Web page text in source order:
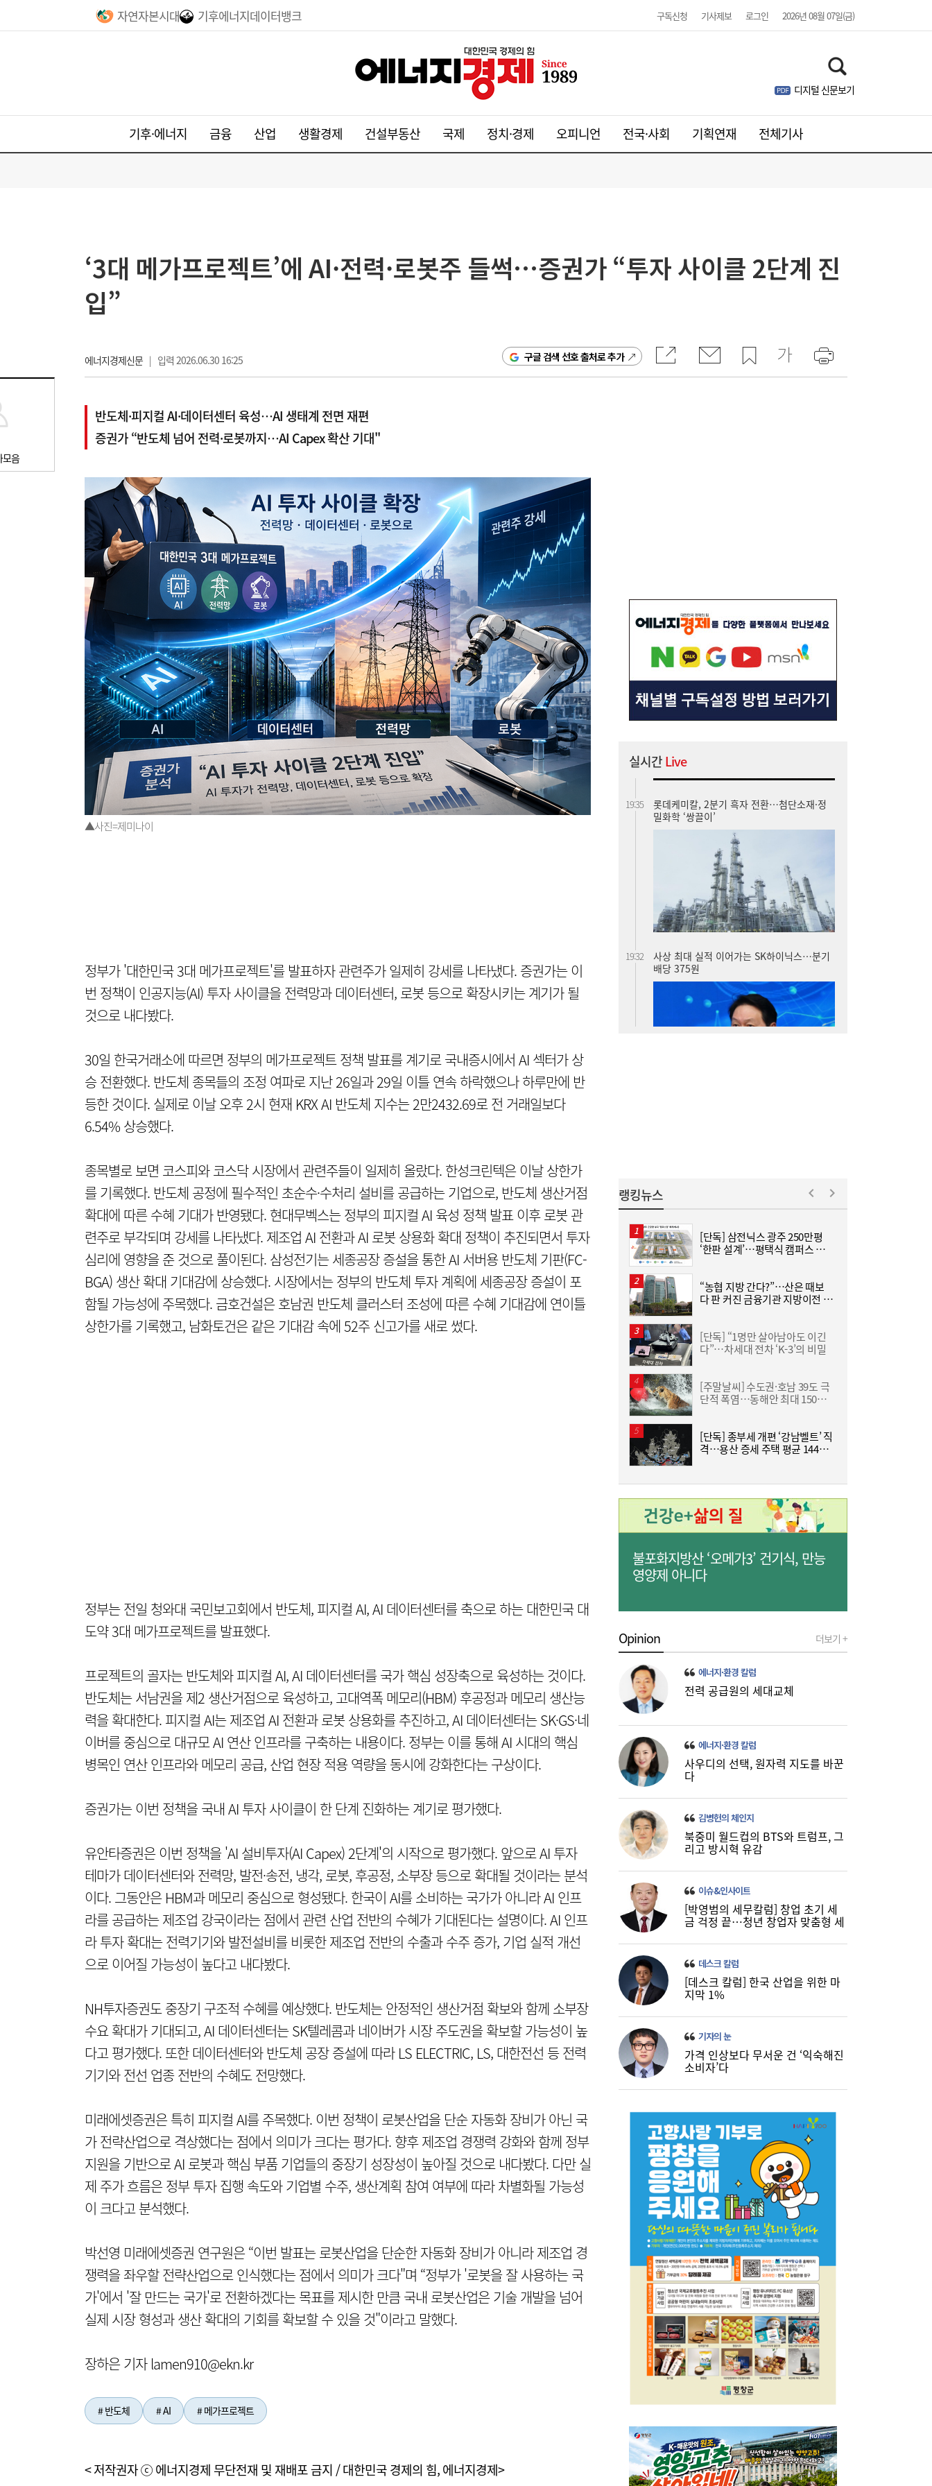
자연자본시대 기후에너지데이터뱅크 구독신청 기사제보 로그인 2026년 08월 07일(금)
디지털 신문보기
기후·에너지 금융 산업 생활경제 건설부동산 국제 정치·경제 오피니언 전국·사회 기획연재 전체기사
모음
‘3대 메가프로젝트’에 AI·전력·로봇주 들썩…증권가 “투자 사이클 2단계 진
입”
에너지경제신문| 입력 2026.06.30 16:25 구글 검색 선호 출처로 추가
반도체·피지컬 AI·데이터센터 육성…AI 생태계 전면 재편
증권가 “반도체 넘어 전력·로봇까지…AI Capex 확산 기대"
▲사진=제미나이
정부가 '대한민국 3대 메가프로젝트'를 발표하자 관련주가 일제히 강세를 나타냈다. 증권가는 이
번 정책이 인공지능(AI) 투자 사이클을 전력망과 데이터센터, 로봇 등으로 확장시키는 계기가 될
것으로 내다봤다.
30일 한국거래소에 따르면 정부의 메가프로젝트 정책 발표를 계기로 국내증시에서 AI 섹터가 상
승 전환했다. 반도체 종목들의 조정 여파로 지난 26일과 29일 이틀 연속 하락했으나 하루만에 반
등한 것이다. 실제로 이날 오후 2시 현재 KRX AI 반도체 지수는 2만2432.69로 전 거래일보다
6.54% 상승했다.
종목별로 보면 코스피와 코스닥 시장에서 관련주들이 일제히 올랐다. 한성크린텍은 이날 상한가
를 기록했다. 반도체 공정에 필수적인 초순수·수처리 설비를 공급하는 기업으로, 반도체 생산거점
확대에 따른 수혜 기대가 반영됐다. 현대무벡스는 정부의 피지컬 AI 육성 정책 발표 이후 로봇 관
련주로 부각되며 강세를 나타냈다. 제조업 AI 전환과 AI 로봇 상용화 확대 정책이 추진되면서 투자
심리에 영향을 준 것으로 풀이된다. 삼성전기는 세종공장 증설을 통한 AI 서버용 반도체 기판(FC-
BGA) 생산 확대 기대감에 상승했다. 시장에서는 정부의 반도체 투자 계획에 세종공장 증설이 포
함될 가능성에 주목했다. 금호건설은 호남권 반도체 클러스터 조성에 따른 수혜 기대감에 연이틀
상한가를 기록했고, 남화토건은 같은 기대감 속에 52주 신고가를 새로 썼다.
정부는 전일 청와대 국민보고회에서 반도체, 피지컬 AI, AI 데이터센터를 축으로 하는 대한민국 대
도약 3대 메가프로젝트를 발표했다.
프로젝트의 골자는 반도체와 피지컬 AI, AI 데이터센터를 국가 핵심 성장축으로 육성하는 것이다.
반도체는 서남권을 제2 생산거점으로 육성하고, 고대역폭 메모리(HBM) 후공정과 메모리 생산능
력을 확대한다. 피지컬 AI는 제조업 AI 전환과 로봇 상용화를 추진하고, AI 데이터센터는 SK·GS·네
이버를 중심으로 대규모 AI 연산 인프라를 구축하는 내용이다. 정부는 이를 통해 AI 시대의 핵심
병목인 연산 인프라와 메모리 공급, 산업 현장 적용 역량을 동시에 강화한다는 구상이다.
증권가는 이번 정책을 국내 AI 투자 사이클이 한 단계 진화하는 계기로 평가했다.
유안타증권은 이번 정책을 'AI 설비투자(AI Capex) 2단계'의 시작으로 평가했다. 앞으로 AI 투자
테마가 데이터센터와 전력망, 발전·송전, 냉각, 로봇, 후공정, 소부장 등으로 확대될 것이라는 분석
이다. 그동안은 HBM과 메모리 중심으로 형성됐다. 한국이 AI를 소비하는 국가가 아니라 AI 인프
라를 공급하는 제조업 강국이라는 점에서 관련 산업 전반의 수혜가 기대된다는 설명이다. AI 인프
라 투자 확대는 전력기기와 발전설비를 비롯한 제조업 전반의 수출과 수주 증가, 기업 실적 개선
으로 이어질 가능성이 높다고 내다봤다.
NH투자증권도 중장기 구조적 수혜를 예상했다. 반도체는 안정적인 생산거점 확보와 함께 소부장
수요 확대가 기대되고, AI 데이터센터는 SK텔레콤과 네이버가 시장 주도권을 확보할 가능성이 높
다고 평가했다. 또한 데이터센터와 반도체 공장 증설에 따라 LS ELECTRIC, LS, 대한전선 등 전력
기기와 전선 업종 전반의 수혜도 전망했다.
미래에셋증권은 특히 피지컬 AI를 주목했다. 이번 정책이 로봇산업을 단순 자동화 장비가 아닌 국
가 전략산업으로 격상했다는 점에서 의미가 크다는 평가다. 향후 제조업 경쟁력 강화와 함께 정부
지원을 기반으로 AI 로봇과 핵심 부품 기업들의 중장기 성장성이 높아질 것으로 내다봤다. 다만 실
제 주가 흐름은 정부 투자 집행 속도와 기업별 수주, 생산계획 참여 여부에 따라 차별화될 가능성
이 크다고 분석했다.
박선영 미래에셋증권 연구원은 “이번 발표는 로봇산업을 단순한 자동화 장비가 아니라 제조업 경
쟁력을 좌우할 전략산업으로 인식했다는 점에서 의미가 크다"며 “정부가 '로봇을 잘 사용하는 국
가'에서 '잘 만드는 국가'로 전환하겠다는 목표를 제시한 만큼 국내 로봇산업은 기술 개발을 넘어
실제 시장 형성과 생산 확대의 기회를 확보할 수 있을 것"이라고 말했다.
장하은 기자 lamen910@ekn.kr
# 반도체 # AI # 메가프로젝트
< 저작권자 ⓒ 에너지경제 무단전재 및 재배포 금지 / 대한민국 경제의 힘, 에너지경제>
실시간Live
21:01
서울시 “정비사업 31만가구 착공해도 이주대
낸드
롯데케미칼, 2분기 흑자 전환…첨단소재·정
밀화학 ‘쌍끌이’
사상 최대 실적 이어가는 SK하이닉스…분기
배당 375원
19:24
금호석화, 2분기 영업익 5배 급증…3분기 수
익성은 ‘글쎄’
19:20
진에어, 2Q 영업손실 731억…고유가 덫에
‘적자 전환’
17:42
우리은행, 전북 해상풍력 발전사업에 생산적
금융 투입
게임법 바꿔야”
랭킹뉴스
[단독] 삼전닉스 광주 250만평
‘한판 설계’…평택식 캠퍼스 들
“농협 지방 간다?”…산은 때보
다 판 커진 금융기관 지방이전 논
[단독] “1명만 살아남아도 이긴
다”…차세대 전차 ‘K-3’의 비밀
[주말날씨] 수도권·호남 39도 극
단적 폭염…동해안 최대 150㎜
[단독] 종부세 개편 ‘강남벨트’ 직
격…용산 증세 주택 평균 1449
불포화지방산 ‘오메가3’ 건기식, 만능
영양제 아니다
Opinion 더보기 +
에너지·환경 칼럼
전력 공급원의 세대교체
에너지·환경 칼럼
사우디의 선택, 원자력 지도를 바꾼
다
김병헌의 체인지
북중미 월드컵의 BTS와 트럼프, 그
리고 방시혁 유감
이슈&인사이트
[박영범의 세무칼럼] 창업 초기 세
금 걱정 끝…청년 창업자 맞춤형 세
데스크 칼럼
[데스크 칼럼] 한국 산업을 위한 마
지막 1%
기자의 눈
가격 인상보다 무서운 건 ‘익숙해진
소비자’다